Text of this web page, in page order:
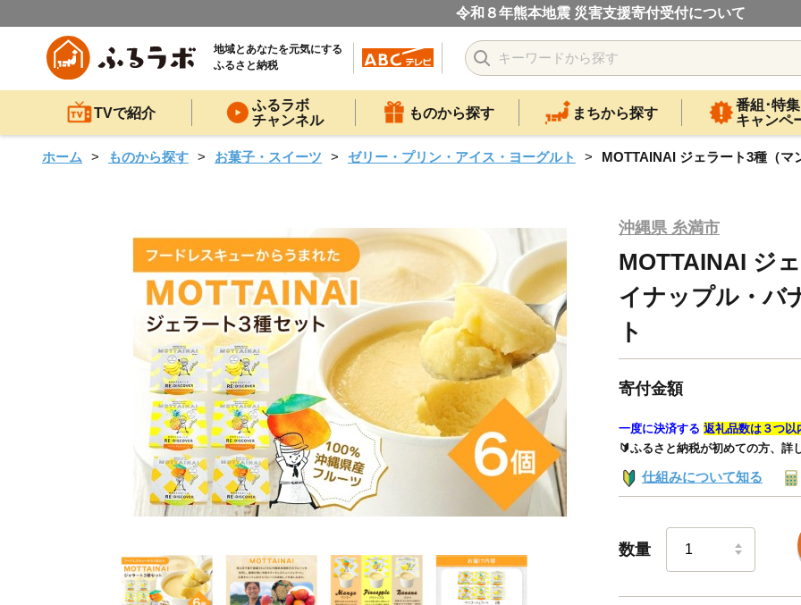
令和８年熊本地震 災害支援寄付受付について
地域とあなたを元気にする
ふるさと納税
TVで紹介
ふるラボ
チャンネル
ものから探す まちから探す
番組･特集
キャンペ
ホーム ものから探す お菓子・スイーツ ゼリー・プリン・アイス・ヨーグルト MOTTAINAI ジェラート3種（
沖縄県 糸満市
MOTTAINAI ジ
イナップル・バ
ト
寄付金額
一度に決済する 返礼品数は３つ以
🔰ふるさと納税が初めての方、詳
仕組みについて知る
数量